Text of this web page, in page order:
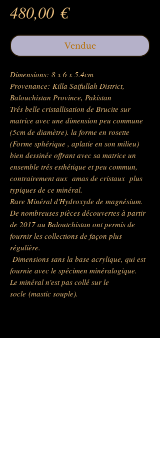
480,00 €Prix
Vendue
Dimensions: 8 x 6 x 5.4cm
Provenance: Killa Saifullah District,
Balouchistan Province, Pakistan
Trés belle cristallisation de Brucite sur
matrice avec une dimension peu commune
(5cm de diamètre). la forme en rosette
(Forme sphérique , aplatie en son milieu)
bien dessinée offrant avec sa matrice un
ensemble trés esthétique et peu commun,
contrairement aux amas de cristaux plus
typiques de ce minéral.
Rare Minéral d'Hydroxyde de magnésium.
De nombreuses pièces découvertes à partir
de 2017 au Baloutchistan ont permis de
fournir les collections de façon plus
régulière.
Dimensions sans la base acrylique, qui est
fournie avec le spécimen minéralogique.
Le minéral n'est pas collé sur le
socle (mastic souple).